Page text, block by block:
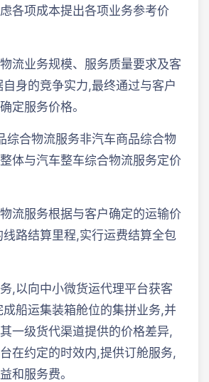
各项成本提出各项业务参考价
流业务规模、服务质量要求及客
身的竞争实力,最终通过与客户
定服务价格。
综合物流服务非汽车商品综合物
体与汽车整车综合物流服务定价
流服务根据与客户确定的运输价
路结算里程,实行运费结算全包
,以向中小微货运代理平台获客
船运集装箱舱位的集拼业务,并
一级货代渠道提供的价格差异,
在约定的时效内,提供订舱服务,
和服务费。